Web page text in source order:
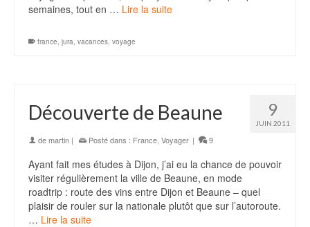
semaines, tout en … Lire la suite
france, jura, vacances, voyage
9
JUIN 2011
Découverte de Beaune
demartin | Posté dans : France Voyager | 9
Ayant fait mes études à Dijon, j’ai eu la chance de pouvoir
visiter régulièrement la ville de Beaune, en mode
roadtrip : route des vins entre Dijon et Beaune – quel
plaisir de rouler sur la nationale plutôt que sur l’autoroute.
… Lire la suite